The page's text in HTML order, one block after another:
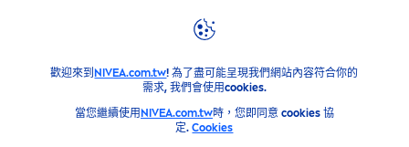
歡迎來到 NIVEA.com.tw! 為了盡可能呈現我們網站內容符合你的
需求, 我們會使用cookies.
當您繼續使用 NIVEA.com.tw時，您即同意 cookies 協
定.Cookies
產品 NIVEA身體保養&手足修護系列 止汗劑/體香劑
妮維雅男士止汗爽身乳膏PRO升
級版-極限動力[銀炫魅力]